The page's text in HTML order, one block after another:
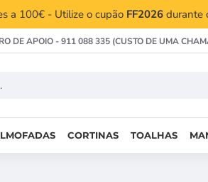
a 100€ - Utilize o cupão FF2026 durante
DE APOIO - 911 088 335 (CUSTO DE UMA
CORTINAS TOALHAS